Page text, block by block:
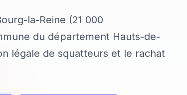
la-Reine (21 000
du département Hauts-de-
légale de squatteurs et le rachat